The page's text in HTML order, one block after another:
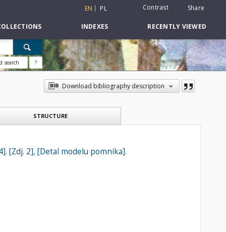
EN PL Contrast Share
INDEXES RECENTLY VIEWED
search ?
Download bibliography description
STRUCTURE
[Zdj. 2], [Detal modelu pomnika].